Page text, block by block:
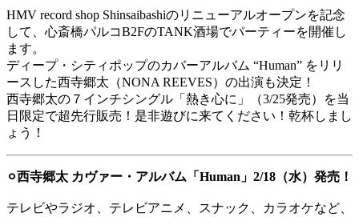
HMV record shop Shinsaibashiのリニューアルオープンを記念
して、心斎橋パルコB2FのTANK酒場でパーティーを開催し
ます。
ディープ・シティポップのカバーアルバム “Human” をリリ
ースした西寺郷太（NONA REEVES）の出演も決定！
西寺郷太の７インチシングル「熱き心に」（3/25発売）を当
日限定で超先行販売！是非遊びに来てください！乾杯しまし
ょう！
⚪︎西寺郷太 カヴァー・アルバム「Human」2/18（水）発売！
テレビやラジオ、テレビアニメ、スナック、カラオケなど、